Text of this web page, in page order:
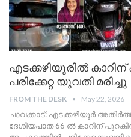
എടക്കഴിയൂരിൽ
പരിക്കേറ്റ യുവതി മരിച്ചു
FROM THE DESK May 22, 2026
ചാവക്കാട്: എടക്കഴിയൂർ
ദേശീയപാത 66 ൽ കാറിന്